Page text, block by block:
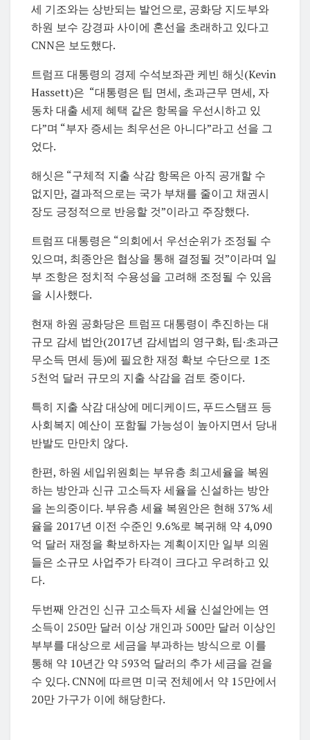
세 기조와는 상반되는 발언으로, 공화당 지도부와
하원 보수 강경파 사이에 혼선을 초래하고 있다고
CNN은 보도했다.
트럼프 대통령의 경제 수석보좌관 케빈 해싯(Kevin
Hassett)은 “대통령은 팁 면세, 초과근무 면세, 자
동차 대출 세제 혜택 같은 항목을 우선시하고 있
다”며 “부자 증세는 최우선은 아니다”라고 선을 그
었다.
해싯은 “구체적 지출 삭감 항목은 아직 공개할 수
없지만, 결과적으로는 국가 부채를 줄이고 채권시
장도 긍정적으로 반응할 것”이라고 주장했다.
트럼프 대통령은 “의회에서 우선순위가 조정될 수
있으며, 최종안은 협상을 통해 결정될 것”이라며 일
부 조항은 정치적 수용성을 고려해 조정될 수 있음
을 시사했다.
현재 하원 공화당은 트럼프 대통령이 추진하는 대
규모 감세 법안(2017년 감세법의 영구화, 팁·초과근
무소득 면세 등)에 필요한 재정 확보 수단으로 1조
5천억 달러 규모의 지출 삭감을 검토 중이다.
특히 지출 삭감 대상에 메디케이드, 푸드스탬프 등
사회복지 예산이 포함될 가능성이 높아지면서 당내
반발도 만만치 않다.
한편, 하원 세입위원회는 부유층 최고세율을 복원
하는 방안과 신규 고소득자 세율을 신설하는 방안
을 논의중이다. 부유층 세율 복원안은 현해 37% 세
율을 2017년 이전 수준인 9.6%로 복귀해 약 4,090
억 달러 재정을 확보하자는 계획이지만 일부 의원
들은 소규모 사업주가 타격이 크다고 우려하고 있
다.
두번째 안건인 신규 고소득자 세율 신설안에는 연
소득이 250만 달러 이상 개인과 500만 달러 이상인
부부를 대상으로 세금을 부과하는 방식으로 이를
통해 약 10년간 약 593억 달러의 추가 세금을 걷을
수 있다. CNN에 따르면 미국 전체에서 약 15만에서
20만 가구가 이에 해당한다.